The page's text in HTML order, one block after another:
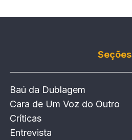
Seções
Baú da Dublagem
Cara de Um Voz do Outro
Críticas
Entrevista